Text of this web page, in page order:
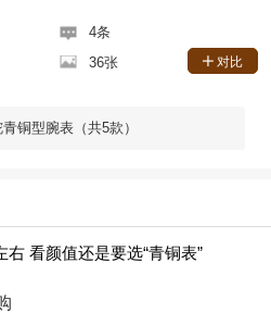
4条
36张 对比
铜型腕表（共5款）
右 看颜值还是要选“青铜表”